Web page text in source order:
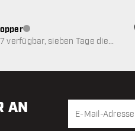
Kundenservice nicht verfügbar
verfügbar, sieben Tage die
AN